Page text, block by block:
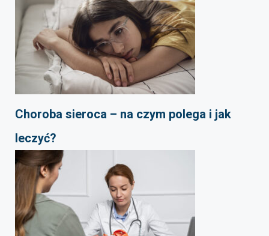
Choroba sieroca – na czym polega i jak
leczyć?